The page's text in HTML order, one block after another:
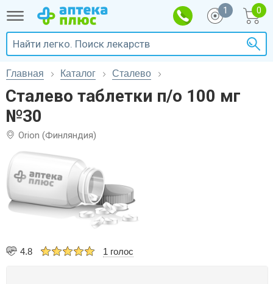
1
Главная Каталог Сталево
Сталево таблетки п/о 100 мг
№30
Orion (Финляндия)
4.8 1 голос